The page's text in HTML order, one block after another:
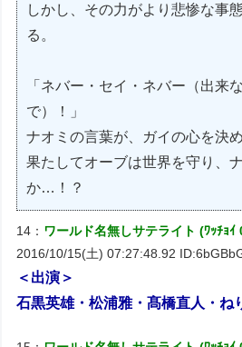
しかし、その力がより悲惨な事
る。
「ネバー・セイ・ネバー（出来
で）！」
ナオミの言葉が、ガイの心を決め
果たしてオーブは世界を守り、
か…！？
14： ワールド名無しサテライト (ﾜｯﾁｮ
2016/10/15(土) 07:27:48.92
＜出演＞
石黒英雄・松浦雅・髙橋直人・ね